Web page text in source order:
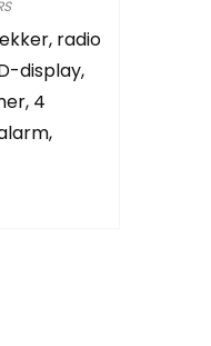
radio
display,
4